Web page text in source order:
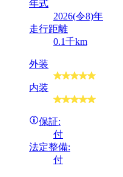
年式
2026(令8)年
走行距離
0.1千km
外装
内装
保証:
付
法定整備:
付